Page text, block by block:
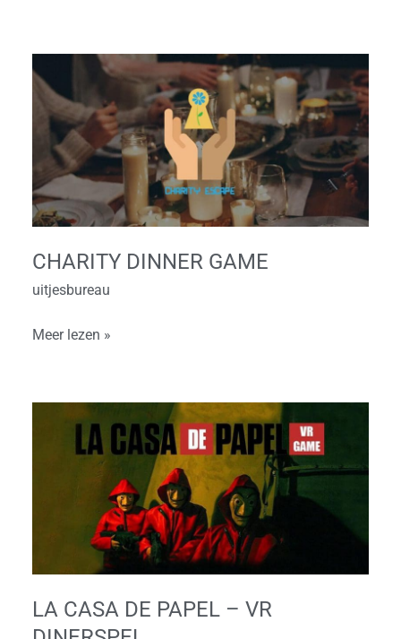
CHARITY DINNER GAME
uitjesbureau
Charity
Dinner
Game
Meer lezen »
LA CASA DE PAPEL – VR
Dinerspel